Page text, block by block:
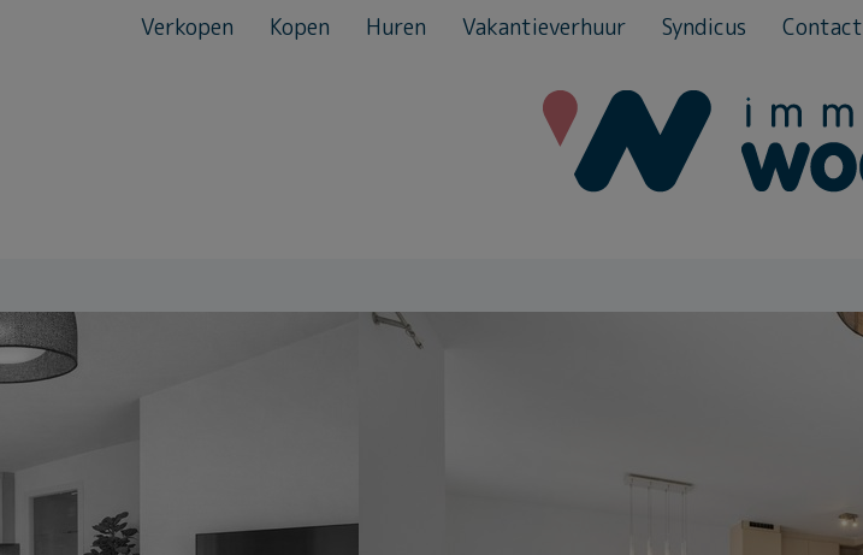
Verkopen Kopen Huren Vakantieverhuur Syndicus Contact